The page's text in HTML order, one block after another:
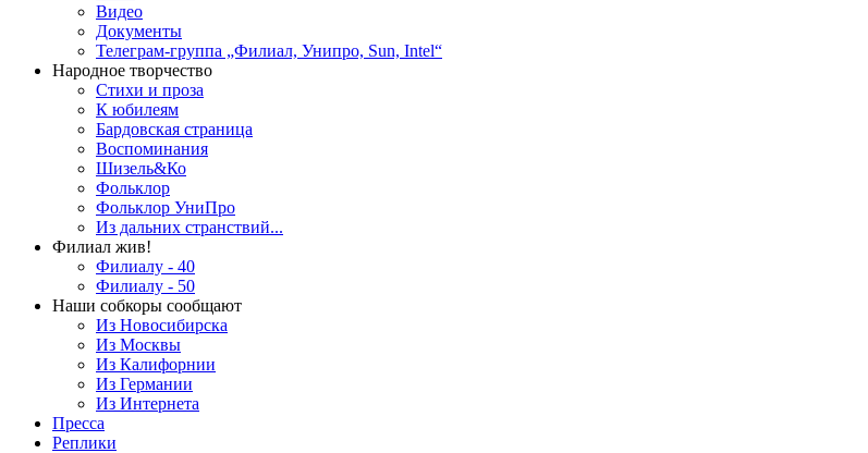
Видео
Документы
Телеграм-группа „Филиал, Унипро, Sun, Intel“
Народное творчество
Стихи и проза
К юбилеям
Бардовская страница
Воспоминания
Шизель&Ко
Фольклор
Фольклор УниПро
Из дальних странствий...
Филиал жив!
Филиалу - 40
Филиалу - 50
Наши собкоры сообщают
Из Новосибирска
Из Москвы
Из Калифорнии
Из Германии
Из Интернета
Пресса
Реплики